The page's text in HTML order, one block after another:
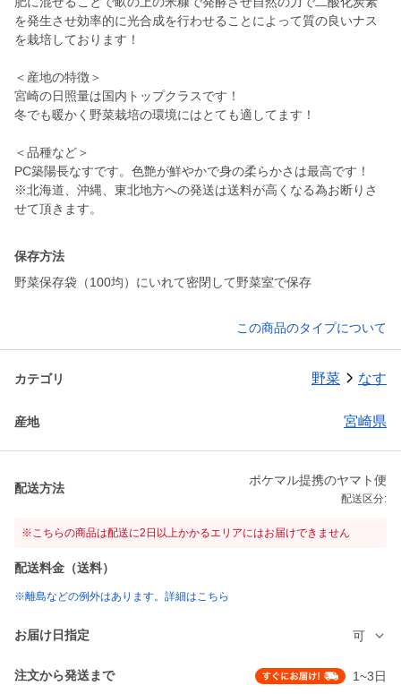
を発生させ効率的に光合成を行わせることによって質の良いナス
を栽培しております！
＜産地の特徴＞
宮崎の日照量は国内トップクラスです！
冬でも暖かく野菜栽培の環境にはとても適してます！
＜品種など＞
PC築陽長なすです。色艶が鮮やかで身の柔らかさは最高です！
※北海道、沖縄、東北地方への発送は送料が高くなる為お断りさ
せて頂きます。
保存方法
野菜保存袋（100均）にいれて密閉して野菜室で保存
この商品のタイプについて
カテゴリ 野菜 なす
産地 宮崎県
配送方法
ポケマル提携のヤマト便
配送区分:
※こちらの商品は配送に2日以上かかるエリアにはお届けできません
配送料金（送料）
※離島などの例外はあります。詳細はこちら
お届け日指定 可
注文から発送まで 1~3日